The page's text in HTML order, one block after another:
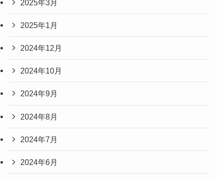
2025年3月
2025年1月
2024年12月
2024年10月
2024年9月
2024年8月
2024年7月
2024年6月